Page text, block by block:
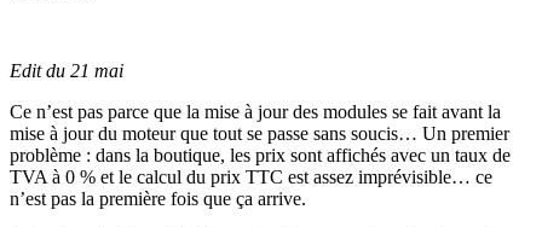
Edit du 21 mai
Ce n’est pas parce que la mise à jour des modules se fait avant la
mise à jour du moteur que tout se passe sans soucis… Un premier
problème : dans la boutique, les prix sont affichés avec un taux de
TVA à 0 % et le calcul du prix TTC est assez imprévisible… ce
n’est pas la première fois que ça arrive.